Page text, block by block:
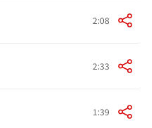
2:08
2:33
1:39